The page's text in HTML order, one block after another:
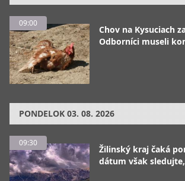
09:00
Chov na Kysuciach
Odborníci museli
PONDELOK 03. 08. 2026
09:30
Žilinský kraj čaká
dátum však